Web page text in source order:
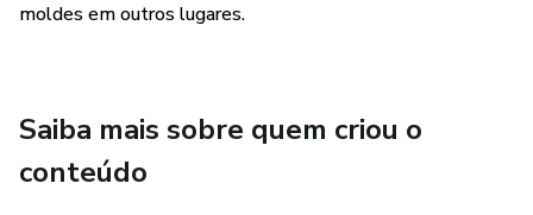
moldes em outros lugares.
Saiba mais sobre quem criou o
conteúdo